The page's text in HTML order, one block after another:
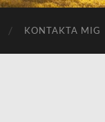
KONTAKTA MIG